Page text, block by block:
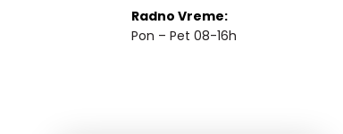
Radno Vreme:
Pon – Pet 08-16h